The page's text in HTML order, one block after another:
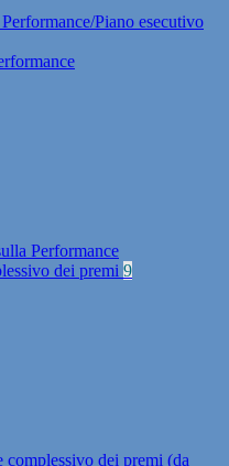
Piano esecutivo
Performance
dei premi 9
complessivo dei premi (da